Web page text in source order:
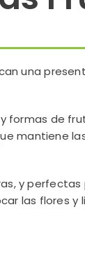
una
formas de
mantiene
y perfectas
las flores y